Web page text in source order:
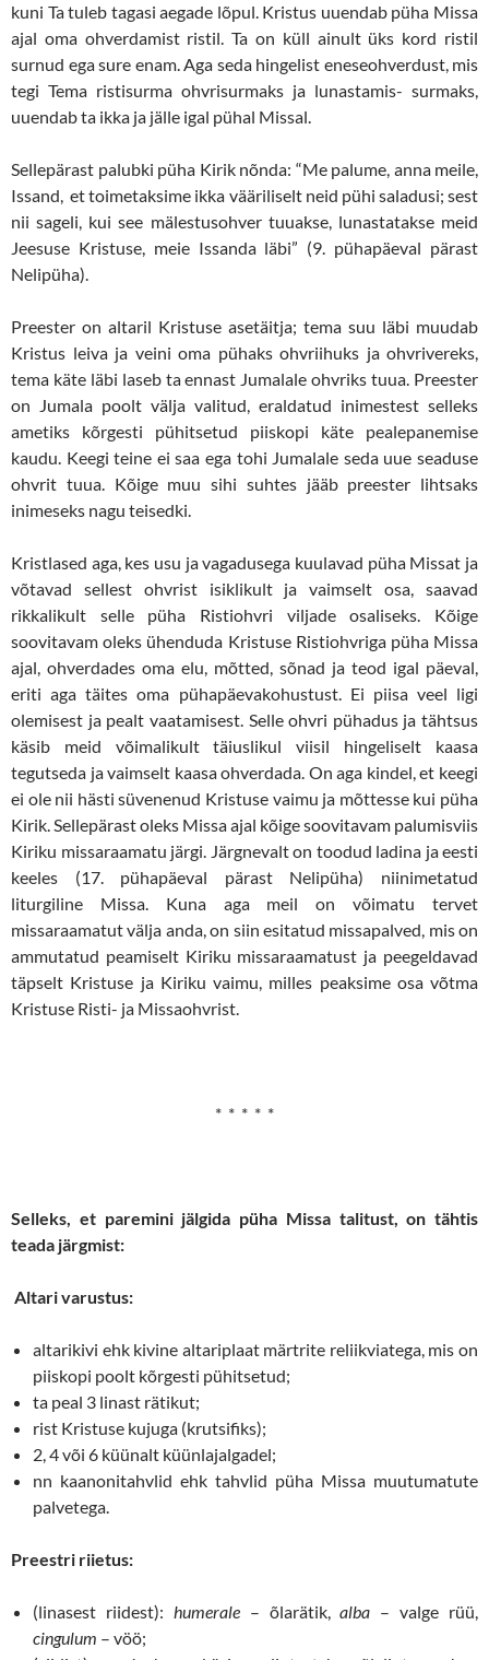
kuni Ta tuleb tagasi aegade lõpul. Kristus uuendab püha Missa
ajal oma ohverdamist ristil. Ta on küll ainult üks kord ristil
surnud ega sure enam. Aga seda hingelist eneseohverdust, mis
tegi Tema ristisurma ohvrisurmaks ja lunastamis- surmaks,
uuendab ta ikka ja jälle igal pühal Missal.
Sellepärast palubki püha Kirik nõnda: “Me palume, anna meile,
Issand, et toimetaksime ikka vääriliselt neid pühi saladusi; sest
nii sageli, kui see mälestusohver tuuakse, lunastatakse meid
Jeesuse Kristuse, meie Issanda läbi” (9. pühapäeval pärast
Nelipüha).
Preester on altaril Kristuse asetäitja; tema suu läbi muudab
Kristus leiva ja veini oma pühaks ohvriihuks ja ohvrivereks,
tema käte läbi laseb ta ennast Jumalale ohvriks tuua. Preester
on Jumala poolt välja valitud, eraldatud inimestest selleks
ametiks kõrgesti pühitsetud piiskopi käte pealepanemise
kaudu. Keegi teine ei saa ega tohi Jumalale seda uue seaduse
ohvrit tuua. Kõige muu sihi suhtes jääb preester lihtsaks
inimeseks nagu teisedki.
Kristlased aga, kes usu ja vagadusega kuulavad püha Missat ja
võtavad sellest ohvrist isiklikult ja vaimselt osa, saavad
rikkalikult selle püha Ristiohvri viljade osaliseks. Kõige
soovitavam oleks ühenduda Kristuse Ristiohvriga püha Missa
ajal, ohverdades oma elu, mõtted, sõnad ja teod igal päeval,
eriti aga täites oma pühapäevakohustust. Ei piisa veel ligi
olemisest ja pealt vaatamisest. Selle ohvri pühadus ja tähtsus
käsib meid võimalikult täiuslikul viisil hingeliselt kaasa
tegutseda ja vaimselt kaasa ohverdada. On aga kindel, et keegi
ei ole nii hästi süvenenud Kristuse vaimu ja mõttesse kui püha
Kirik. Sellepärast oleks Missa ajal kõige soovitavam palumisviis
Kiriku missaraamatu järgi. Järgnevalt on toodud ladina ja eesti
keeles (17. pühapäeval pärast Nelipüha) niinimetatud
liturgiline Missa. Kuna aga meil on võimatu tervet
missaraamatut välja anda, on siin esitatud missapalved, mis on
ammutatud peamiselt Kiriku missaraamatust ja peegeldavad
täpselt Kristuse ja Kiriku vaimu, milles peaksime osa võtma
Kristuse Risti- ja Missaohvrist.
* * * * *
Selleks, et paremini jälgida püha Missa talitust, on tähtis
teada järgmist:
Altari varustus:
altarikivi ehk kivine altariplaat märtrite reliikviatega, mis on
piiskopi poolt kõrgesti pühitsetud;
ta peal 3 linast rätikut;
rist Kristuse kujuga (krutsifiks);
2, 4 või 6 küünalt küünlajalgadel;
nn kaanonitahvlid ehk tahvlid püha Missa muutumatute
palvetega.
Preestri riietus:
(linasest riidest): humerale– õlarätik,alba – valge rüü,
cingulum – vöö;